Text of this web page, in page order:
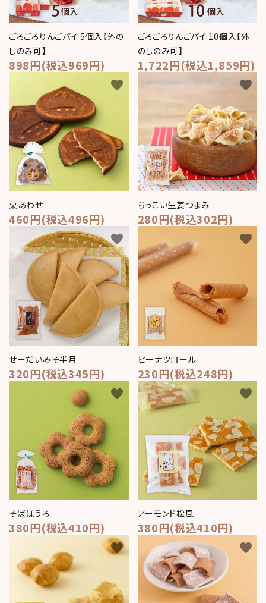
ごろごろりんごパイ 5個入【外の
しのみ可】
898円(税込969円)
ごろごろりんごパイ 10個入【外
のしのみ可】
1,722円(税込1,859円)
栗あわせ
460円(税込496円)
favorite
ちっこい生姜つまみ
280円(税込302円)
favorite
せーだいみそ半月
320円(税込345円)
favorite
ピーナツロール
230円(税込248円)
favorite
そばぼうろ
380円(税込410円)
favorite
アーモンド松風
380円(税込410円)
favorite
favorite favorite